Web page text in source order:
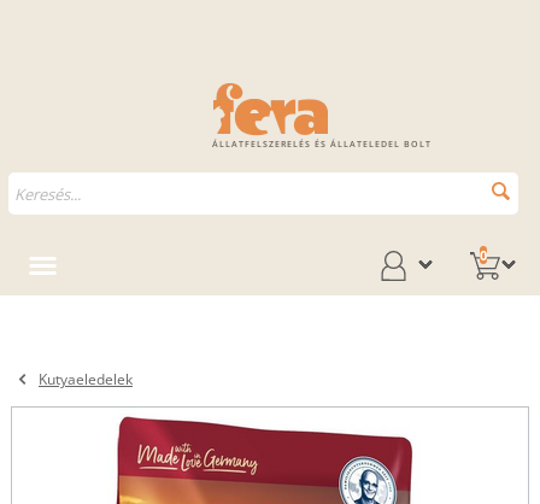
ÁLLATFELSZERELÉS ÉS ÁLLATELEDEL BOLT
0
Kutyaeledelek